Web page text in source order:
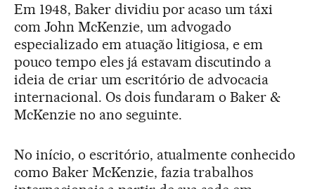
Em 1948, Baker dividiu por acaso um táxi
com John McKenzie, um advogado
especializado em atuação litigiosa, e em
pouco tempo eles já estavam discutindo a
ideia de criar um escritório de advocacia
internacional. Os dois fundaram o Baker &
McKenzie no ano seguinte.
No início, o escritório, atualmente conhecido
como Baker McKenzie, fazia trabalhos